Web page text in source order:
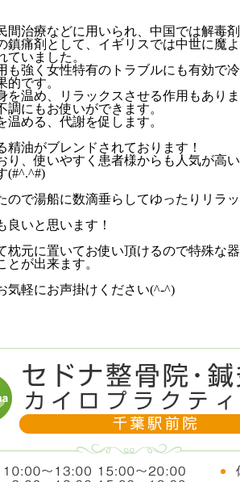
間治療などに用いられ、 中国では解毒剤
鎮痛剤として、 イギリスでは中世に魔よ
ていました。
も強く女性特有のトラブルにも有効で冷
的です。
を温め、リラックスさせる作用もありま
調にもお使いができます。
温める、代謝を促します。
精油がブレンドされております！
り、使いやすく患者様からも人気が高い
(#^.^#)
ので湯船に数滴垂らしてゆったりリラッ
良いと思います！
枕元に置いてお使い頂けるので特殊な器
とが出来ます。
気軽にお声掛けください(^-^)